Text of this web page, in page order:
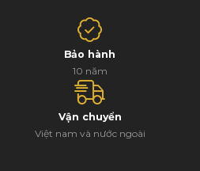
Bảo hành
10 năm
Vận chuyển
Việt nam và nước ngoài